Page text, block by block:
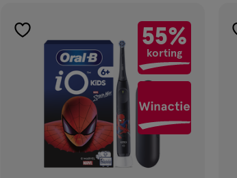
producten
55%
korting
toevoegen
verlanglijst